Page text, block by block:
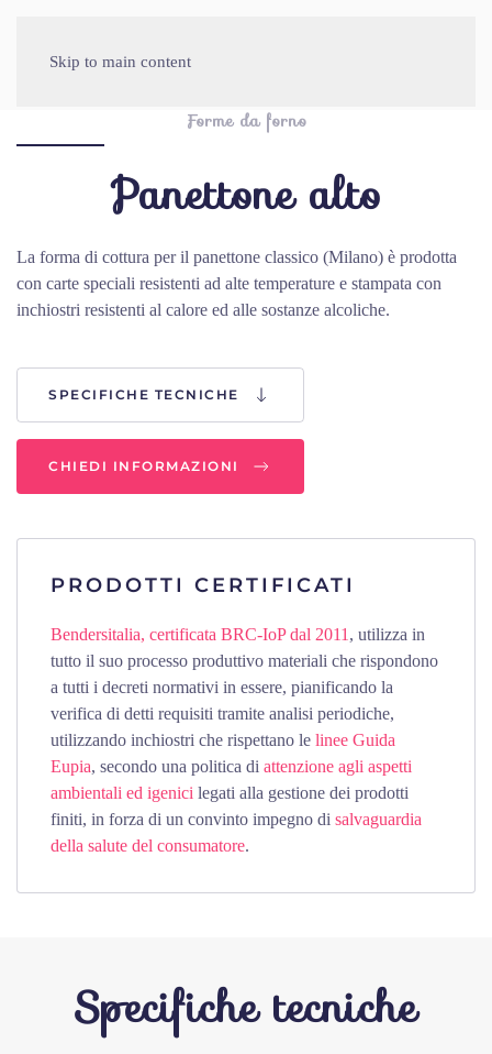
Skip to main content
Forme da forno
Panettone alto
La forma di cottura per il panettone classico (Milano) è prodotta
con carte speciali resistenti ad alte temperature e stampata con
inchiostri resistenti al calore ed alle sostanze alcoliche.
SPECIFICHE TECNICHE
CHIEDI INFORMAZIONI
PRODOTTI CERTIFICATI
Bendersitalia, certificata BRC-IoP dal 2011 , utilizza in
tutto il suo processo produttivo materiali che rispondono
a tutti i decreti normativi in essere, pianificando la
verifica di detti requisiti tramite analisi periodiche,
utilizzando inchiostri che rispettano le linee Guida
Eupia, secondo una politica di attenzione agli aspetti
ambientali ed igenici legati alla gestione dei prodotti
finiti, in forza di un convinto impegno di salvaguardia
della salute del consumatore.
Specifiche tecniche